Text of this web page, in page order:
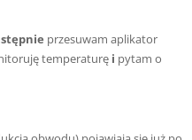
przesuwam aplikator
temperaturę i pytam o